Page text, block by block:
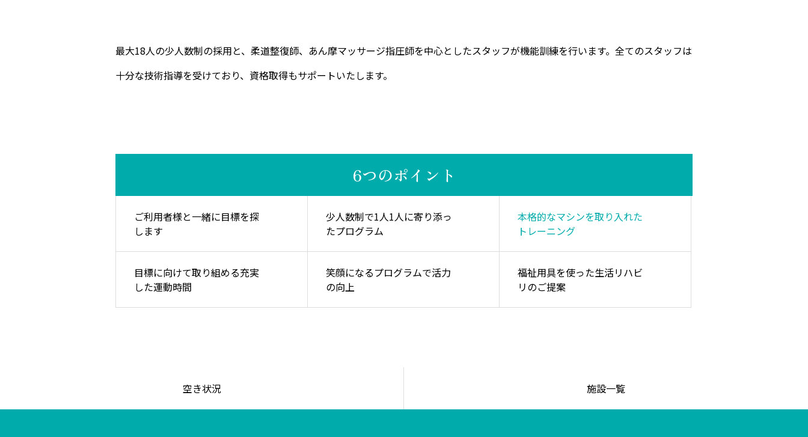
最大18人の少人数制の採用と、柔道整復師、あん摩マッサージ指圧師を中心としたスタッフが機能訓練を行います。全てのスタッフは
十分な技術指導を受けており、資格取得もサポートいたします。
6つのポイント
ご利用者様と一緒に目標を探
します
少人数制で1人1人に寄り添っ
たプログラム
本格的なマシンを取り入れた
トレーニング
目標に向けて取り組める充実
した運動時間
笑顔になるプログラムで活力
の向上
福祉用具を使った生活リハビ
リのご提案
空き状況 施設一覧